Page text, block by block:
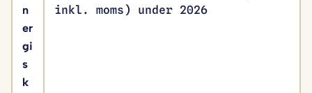
n
er
gi
s
k
inkl. moms) under 2026